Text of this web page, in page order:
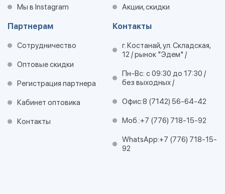
Мы в Instagram Акции, скидки
Партнерам
Сотрудничество
Оптовые скидки
Регистрация партнера
Кабинет оптовика
Контакты
Контакты
г. Костанай, ул. Складская,
12 / рынок "Эдем" /
Пн-Вс: с 09:30 до 17:30 /
без выходных /
Офис:8 (7142) 56-64-42
Моб.:+7 (776) 718-15-92
WhatsApp:+7 (776) 718-15-
92